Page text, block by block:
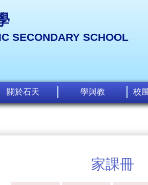
SECONDARY SCHOOL
關於石天 學與教 校
家課冊